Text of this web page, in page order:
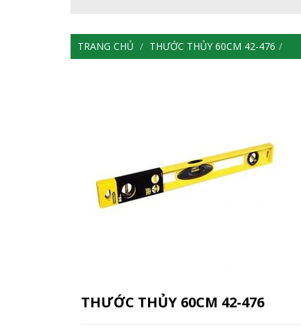
TRANG CHỦ THƯỚC THỦY 60CM 42-476
THƯỚC THỦY 60CM 42-476